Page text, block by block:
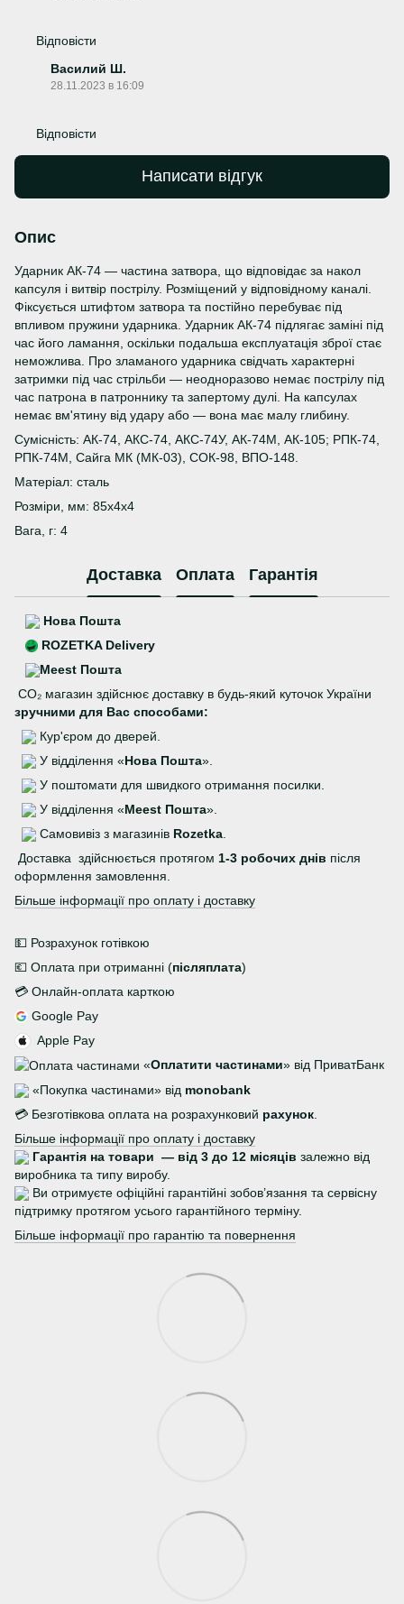
Відповісти
Василий Ш.
28.11.2023 в 16:09
Відповісти
Написати відгук
Опис
Ударник АК-74 — частина затвора, що відповідає за накол
капсуля і витвір пострілу. Розміщений у відповідному каналі.
Фіксується штифтом затвора та постійно перебуває під
впливом пружини ударника. Ударник АК-74 підлягає заміні під
час його ламання, оскільки подальша експлуатація зброї стає
неможлива. Про зламаного ударника свідчать характерні
затримки під час стрільби — неодноразово немає пострілу під
час патрона в патроннику та запертому дулі. На капсулах
немає вм'ятину від удару або — вона має малу глибину.
Сумісність: АК-74, АКС-74, АКС-74У, АК-74М, АК-105; РПК-74,
РПК-74М, Сайга МК (МК-03), СОК-98, ВПО-148.
Матеріал: сталь
Розміри, мм: 85х4х4
Вага, г: 4
Доставка Оплата Гарантія
Нова Пошта
ROZETKA Delivery
Meest Пошта
CO₂ магазин здійснює доставку в будь-який куточок України
зручними для Вас способами:
Кур'єром до дверей.
У відділення «Нова Пошта».
У поштомати для швидкого отримання посилки.
У відділення «Meest Пошта».
Самовивіз з магазинів Rozetka
Доставка здійснюється протягом 1-3 робочих днів після
оформлення замовлення.
Більше інформації про оплату і доставку
💵 Розрахунок готівкою
💶 Оплата при отриманні (післяплата)
💳 Онлайн-оплата карткою
Google Pay
Apple Pay
«Оплатити частинами» від ПриватБанк
«Покупка частинами» від monobank
💳 Безготівкова оплата на розрахунковий рахунок
Більше інформації про оплату і доставку
Гарантія на товари — від 3 до 12 місяців залежно від
виробника та типу виробу.
Ви отримуєте офіційні гарантійні зобов’язання та сервісну
підтримку протягом усього гарантійного терміну.
Більше інформації про гарантію та повернення